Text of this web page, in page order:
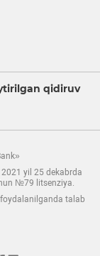
qidiruv
yil 25 dekabrda
№79 litsenziya.
talab